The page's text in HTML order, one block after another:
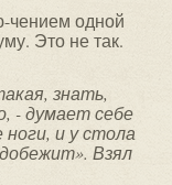
чением одной
Это не так.
знать,
- думает себе
и у стола
Взял